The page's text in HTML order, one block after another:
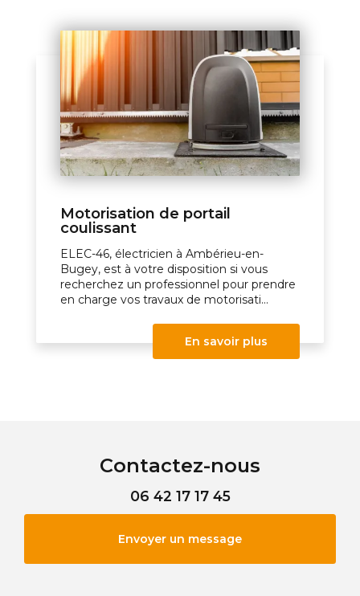
Motorisation de portail
coulissant
ELEC-46, électricien à Ambérieu-en-
Bugey, est à votre disposition si vous
recherchez un professionnel pour prendre
en charge vos travaux de motorisati...
En savoir plus
Contactez-nous
06 42 17 17 45
Envoyer un message